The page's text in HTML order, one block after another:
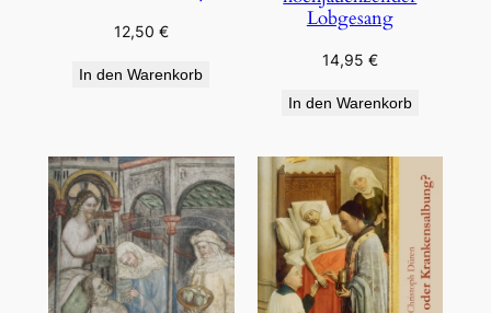
12,50 €
In den Warenkorb
Lobgesang
14,95 €
In den Warenkorb